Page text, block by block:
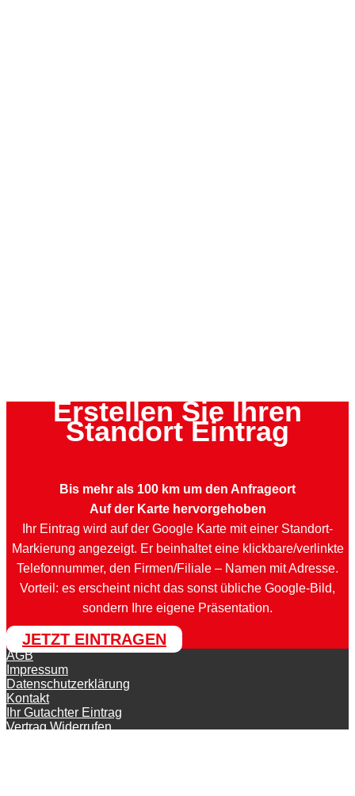
Erstellen Sie Ihren
Standort Eintrag
Bis mehr als 100 km um den Anfrageort
Auf der Karte hervorgehoben
Ihr Eintrag wird auf der Google Karte mit einer Standort-
Markierung angezeigt. Er beinhaltet eine klickbare/verlinkte
Telefonnummer, den Firmen/Filiale – Namen mit Adresse.
Vorteil: es erscheint nicht das sonst übliche Google-Bild,
sondern Ihre eigene Präsentation.
JETZT EINTRAGEN
AGB
Impressum
Datenschutzerklärung
Kontakt
Ihr Gutachter Eintrag
Vertrag Widerrufen